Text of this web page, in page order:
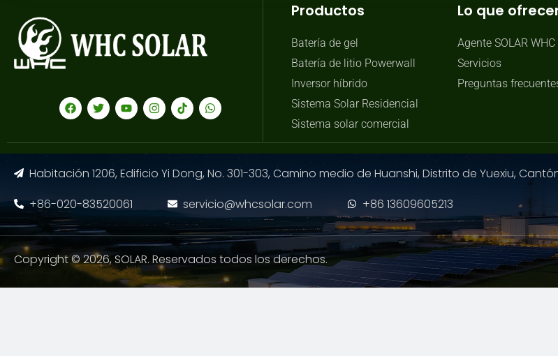
Productos
Batería de gel
Batería de litio Powerwall
Inversor híbrido
Sistema Solar Residencial
Sistema solar comercial
Lo que
Agente SOLAR WHC
Servicios
Preguntas
Habitación 1206, Edificio Yi Dong, No. 301-303, Camino medio de Huanshi, Distrito de Yuexiu,
+86-020-83520061
servicio@whcsolar.com +86 13609605213
Copyright © 2026, SOLAR. Reservados todos los derechos.